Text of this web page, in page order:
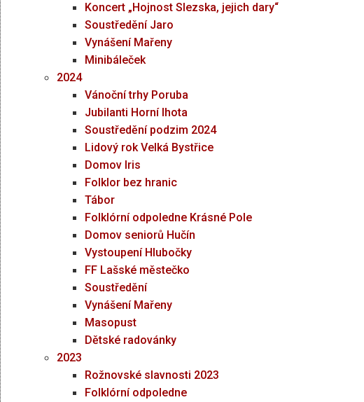
Koncert „Hojnost Slezska, jejich dary“
Soustředění Jaro
Vynášení Mařeny
Minibáleček
2024
Vánoční trhy Poruba
Jubilanti Horní lhota
Soustředění podzim 2024
Lidový rok Velká Bystřice
Domov Iris
Folklor bez hranic
Tábor
Folklórní odpoledne Krásné Pole
Domov seniorů Hučín
Vystoupení Hlubočky
FF Lašské městečko
Soustředění
Vynášení Mařeny
Masopust
Dětské radovánky
2023
Rožnovské slavnosti 2023
Folklórní odpoledne